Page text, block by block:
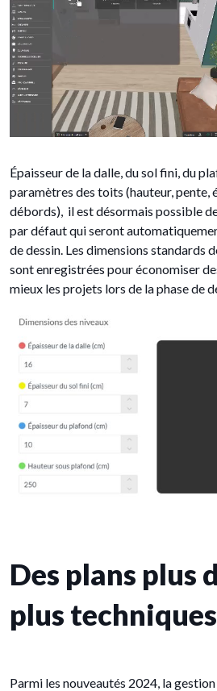
Épaisseur de la dalle, du sol fini, du
paramètres des toits (hauteur, pente,
débords), il est désormais possible
par défaut qui seront
de dessin. Les dimensions standards
sont enregistrées pour économiser
mieux les projets lors de la phase de
Des plans plus
plus techniques
Parmi les nouveautés 2024, la